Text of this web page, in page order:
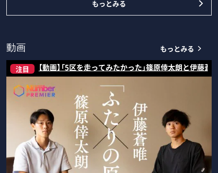
もっとみる
動画 もっとみる
注目 【動画】「5区を走ってみたかった」篠原倖太朗と伊藤